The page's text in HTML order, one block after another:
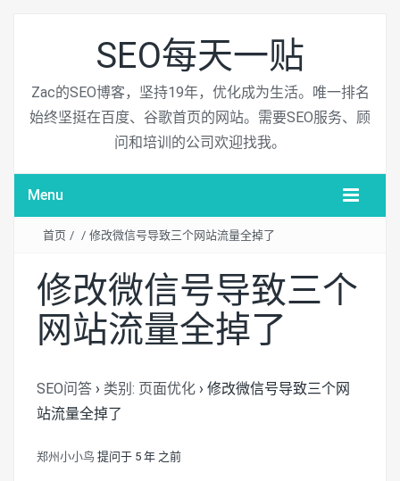
SEO每天一贴
Zac的SEO博客，坚持19年，优化成为生活。唯一排名
始终坚挺在百度、谷歌首页的网站。需要SEO服务、顾
问和培训的公司欢迎找我。
Menu
首页 / / 修改微信号导致三个网站流量全掉了
修改微信号导致三个
网站流量全掉了
SEO问答 › 类别: 页面优化 › 修改微信号导致三个网
站流量全掉了
郑州小小鸟 提问于 5 年 之前